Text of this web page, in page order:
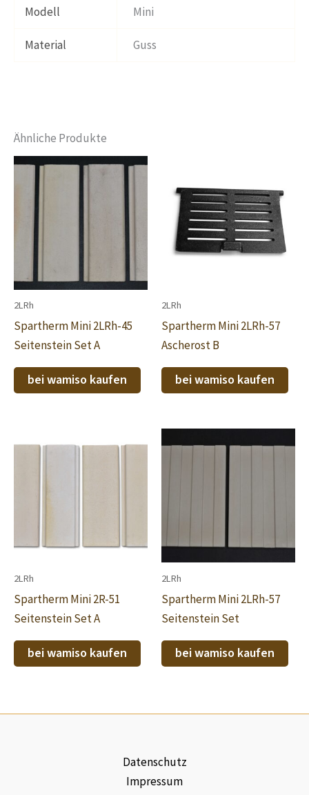
Modell Mini
Material Guss
Ähnliche Produkte
2LRh
Spartherm Mini 2LRh-45
Seitenstein Set A
bei wamiso kaufen
2LRh
Spartherm Mini 2LRh-57
Ascherost B
bei wamiso kaufen
2LRh
Spartherm Mini 2R-51
Seitenstein Set A
bei wamiso kaufen
2LRh
Spartherm Mini 2LRh-57
Seitenstein Set
bei wamiso kaufen
Datenschutz
Impressum